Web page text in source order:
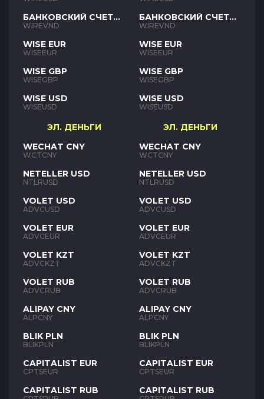
БАНКОВСКИЙ СЧЕТ
VND
WIREVND
WISE EUR
WISEEUR
WISE GBP
WISEGBP
WISE USD
WISEUSD
ЭЛ. ДЕНЬГИ
WECHAT CNY
WCTCNY
NETELLER USD
NTLRUSD
VOLET USD
ADVCUSD
VOLET EUR
ADVCEUR
VOLET KZT
ADVCKZT
VOLET RUB
ADVCRUB
ALIPAY CNY
ALPCNY
BLIK PLN
BLIKPLN
CAPITALIST EUR
CPTSEUR
CAPITALIST RUB
БАНКОВСКИЙ СЧЕТ
VND
WIREVND
WISE EUR
WISEEUR
WISE GBP
WISEGBP
WISE USD
WISEUSD
ЭЛ. ДЕНЬГИ
WECHAT CNY
WCTCNY
NETELLER USD
NTLRUSD
VOLET USD
ADVCUSD
VOLET EUR
ADVCEUR
VOLET KZT
ADVCKZT
VOLET RUB
ADVCRUB
ALIPAY CNY
ALPCNY
BLIK PLN
BLIKPLN
CAPITALIST EUR
CPTSEUR
CAPITALIST RUB